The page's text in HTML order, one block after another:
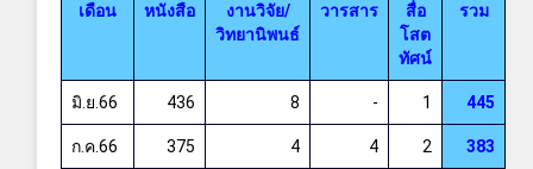
เดือน หนังสือ
งานวิจัย/
วิทยานิพนธ์
วารสาร
สื่อ
โสต
ทัศน์
รวม
มิ.ย.66 436 8 - 1 445
ก.ค.66 375 4 4 2 383